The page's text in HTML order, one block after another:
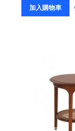
加入購物車